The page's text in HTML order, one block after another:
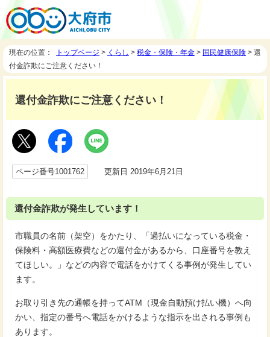
現在の位置： トップページ > くらし > 税金・保険・年金 > 国民健康保険 > 還
付金詐欺にご注意ください！
還付金詐欺にご注意ください！
ページ番号1001762 更新日 2019年6月21日
還付金詐欺が発生しています！
市職員の名前（架空）をかたり、「過払いになっている税金・
保険料・高額医療費などの還付金があるから、口座番号を教え
てほしい。」などの内容で電話をかけてくる事例が発生してい
ます。
お取り引き先の通帳を持ってATM（現金自動預け払い機）へ向
かい、指定の番号へ電話をかけるような指示を出される事例も
あります。